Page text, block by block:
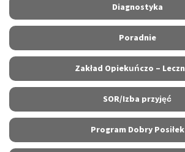
Diagnostyka
Poradnie
Zakład Opiekuńczo –
SOR/Izba przyjęć
Program Dobry Posiłek